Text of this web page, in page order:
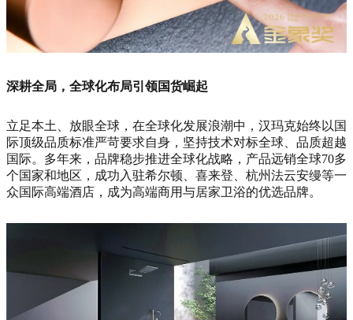
深耕全局，全球化布局引领国货崛起
立足本土、放眼全球，在全球化发展浪潮中，汉玛克始终以国
际顶级品质标准严苛要求自身，坚持技术对标全球、品质超越
国际。多年来，品牌稳步推进全球化战略，产品远销全球70多
个国家和地区，成功入驻希尔顿、喜来登、杭州法云安缦等一
众国际高端酒店，成为高端商用与居家卫浴的优选品牌。